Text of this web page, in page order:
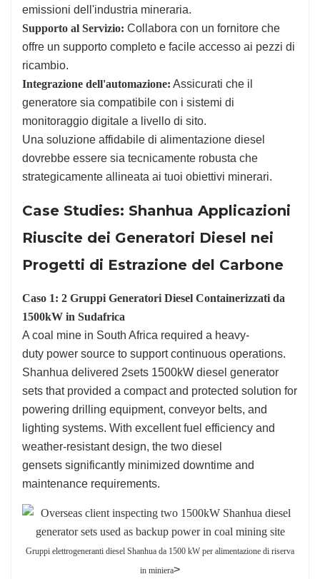
emissioni dell'industria mineraria.
Supporto al Servizio: Collabora con un fornitore che
offre un supporto completo e facile accesso ai pezzi di
ricambio.
Integrazione dell'automazione: Assicurati che il
generatore sia compatibile con i sistemi di
monitoraggio digitale a livello di sito.
Una soluzione affidabile di alimentazione diesel
dovrebbe essere sia tecnicamente robusta che
strategicamente allineata ai tuoi obiettivi minerari.
Case Studies: Shanhua Applicazioni
Riuscite dei Generatori Diesel nei
Progetti di Estrazione del Carbone
Caso 1: 2 Gruppi Generatori Diesel Containerizzati da
1500kW in Sudafrica
A coal mine in South Africa required a heavy-
duty power source to support continuous operations.
Shanhua delivered 2sets 1500kW diesel generator
sets that provided a compact and protected solution for
powering drilling equipment, conveyor belts, and
lighting systems. With excellent fuel efficiency and
weather-resistant design, the two diesel
gensets significantly minimized downtime and
maintenance requirements.
Gruppi elettrogeneranti diesel Shanhua da 1500 kW per alimentazione di riserva
in miniera>